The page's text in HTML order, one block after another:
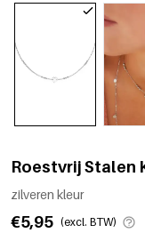
Roestvrij Stalen
zilveren kleur
€5,95 (excl. BTW)